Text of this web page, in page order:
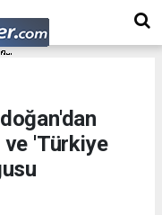
ve 'Türkiye